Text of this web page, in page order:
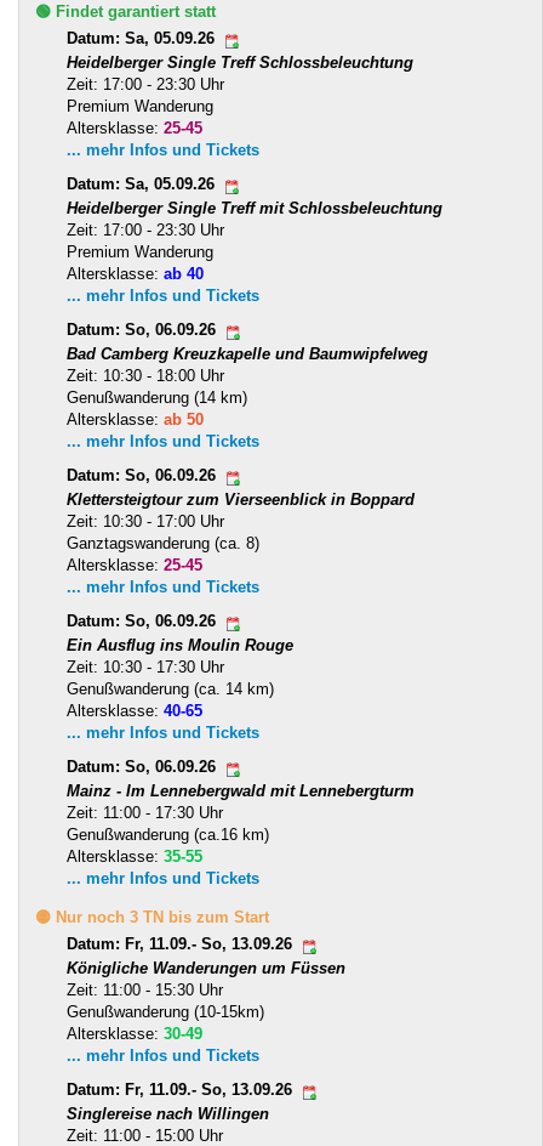
🟢 Findet garantiert statt
Datum: Sa, 05.09.26
Heidelberger Single Treff Schlossbeleuchtung
Zeit: 17:00 - 23:30 Uhr
Premium Wanderung
Altersklasse: 25-45
... mehr Infos und Tickets
Datum: Sa, 05.09.26
Heidelberger Single Treff mit Schlossbeleuchtung
Zeit: 17:00 - 23:30 Uhr
Premium Wanderung
Altersklasse: ab 40
... mehr Infos und Tickets
Datum: So, 06.09.26
Bad Camberg Kreuzkapelle und Baumwipfelweg
Zeit: 10:30 - 18:00 Uhr
Genußwanderung (14 km)
Altersklasse: ab 50
... mehr Infos und Tickets
Datum: So, 06.09.26
Klettersteigtour zum Vierseenblick in Boppard
Zeit: 10:30 - 17:00 Uhr
Ganztagswanderung (ca. 8)
Altersklasse: 25-45
... mehr Infos und Tickets
Datum: So, 06.09.26
Ein Ausflug ins Moulin Rouge
Zeit: 10:30 - 17:30 Uhr
Genußwanderung (ca. 14 km)
Altersklasse: 40-65
... mehr Infos und Tickets
Datum: So, 06.09.26
Mainz - Im Lennebergwald mit Lennebergturm
Zeit: 11:00 - 17:30 Uhr
Genußwanderung (ca.16 km)
Altersklasse: 35-55
... mehr Infos und Tickets
🟡 Nur noch 3 TN bis zum Start
Datum: Fr, 11.09.- So, 13.09.26
Königliche Wanderungen um Füssen
Zeit: 11:00 - 15:30 Uhr
Genußwanderung (10-15km)
Altersklasse: 30-49
... mehr Infos und Tickets
Datum: Fr, 11.09.- So, 13.09.26
Singlereise nach Willingen
Zeit: 11:00 - 15:00 Uhr